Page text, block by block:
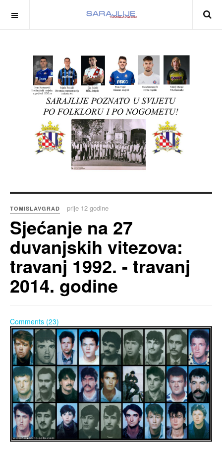
TOMISLAVGRAD prije 12 godine
Sjećanje na 27
duvanjskih vitezova:
travanj 1992. - travanj
2014. godine
Comments (23)